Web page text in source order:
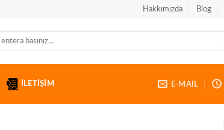
Hakkımızda Blog
İLETIŞIM E-MAIL